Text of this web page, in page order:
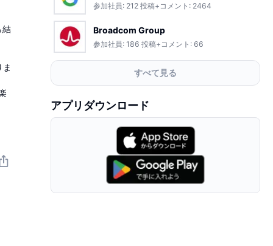
結
参加社員: 212 投稿+コメント: 2464
Broadcom Group
参加社員: 186 投稿+コメント: 66
すべて見る
アプリダウンロード